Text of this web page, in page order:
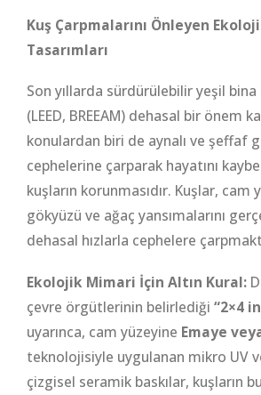
Kuş Çarpmalarını Önleyen
Tasarımları
Son yıllarda sürdürülebilir yeşil
(LEED, BREEAM) dehasal bir önem
konulardan biri de aynalı ve şeffaf
cephelerine çarparak hayatını
kuşların korunmasıdır. Kuşlar, cam
gökyüzü ve ağaç yansımalarını
dehasal hızlarla cephelere
Ekolojik Mimari İçin Altın Kural:
çevre örgütlerinin belirlediği “2×4
uyarınca, cam yüzeyine Emaye
teknolojisiyle uygulanan mikro UV
çizgisel seramik baskılar, kuşların